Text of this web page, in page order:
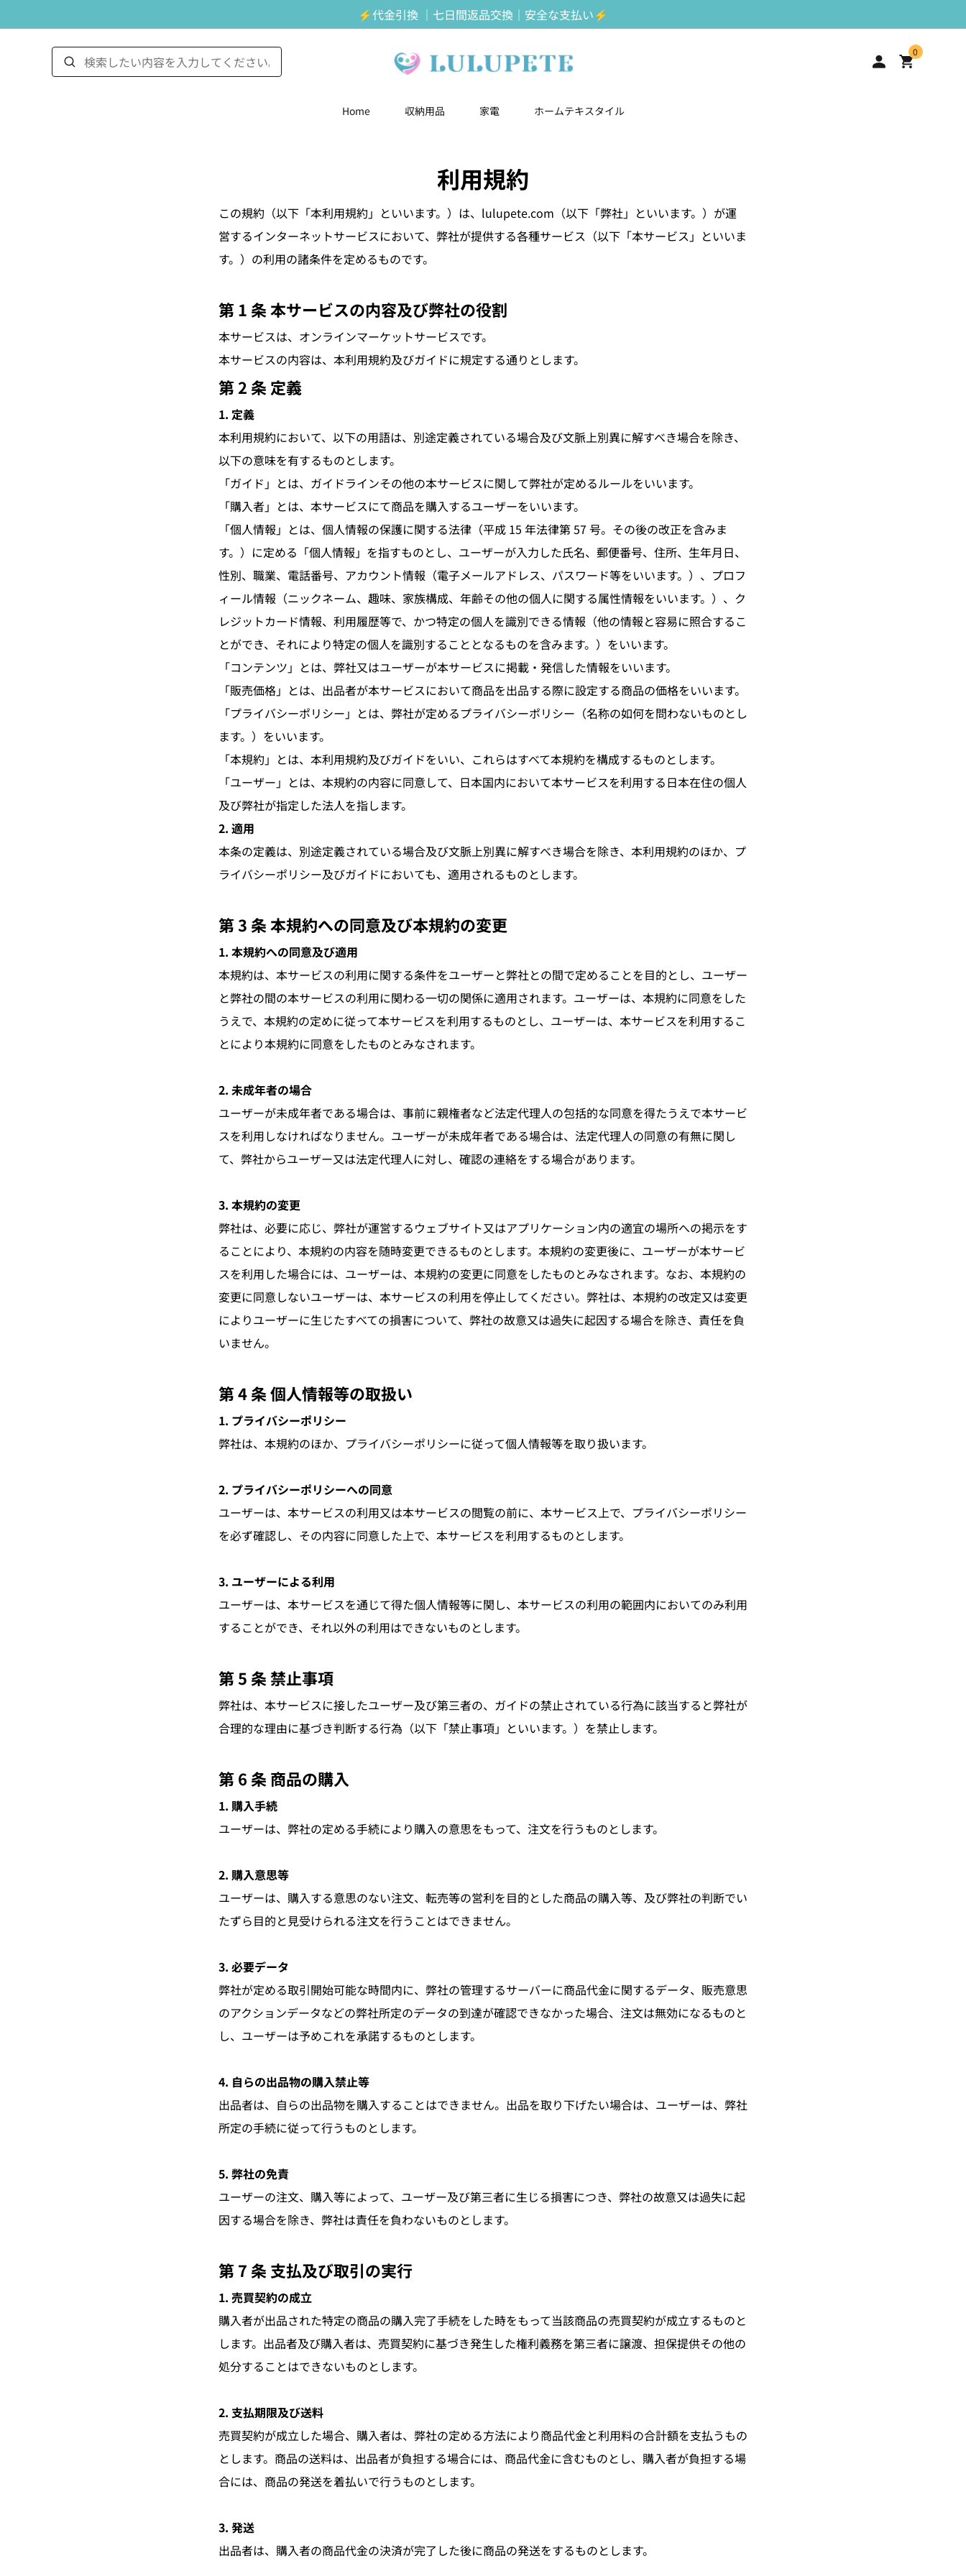
⚡️代金引換 ｜七日間返品交換｜安全な支払い⚡️
0
Home 収納用品 家電 ホームテキスタイル
利用規約
この規約（以下「本利用規約」といいます。）は、 lulupete.com （以下「弊社」といいます。）が運
営するインターネットサービスにおいて、弊社が提供する各種サービス（以下「本サービス」といいま
す。）の利用の諸条件を定めるものです。
第 1 条 本サービスの内容及び弊社の役割
本サービスは、オンラインマーケットサービスです。
本サービスの内容は、本利用規約及びガイドに規定する通りとします。
第 2 条 定義
1. 定義
本利用規約において、以下の用語は、別途定義されている場合及び文脈上別異に解すべき場合を除き、
以下の意味を有するものとします。
「ガイド」とは、ガイドラインその他の本サービスに関して弊社が定めるルールをいいます。
「購入者」とは、本サービスにて商品を購入するユーザーをいいます。
「個人情報」とは、個人情報の保護に関する法律（平成 15 年法律第 57 号。その後の改正を含みま
す。）に定める「個人情報」を指すものとし、ユーザーが入力した氏名、郵便番号、住所、生年月日、
性別、職業、電話番号、アカウント情報（電子メールアドレス、パスワード等をいいます。）、プロフ
ィール情報（ニックネーム、趣味、家族構成、年齢その他の個人に関する属性情報をいいます。）、ク
レジットカード情報、利用履歴等で、かつ特定の個人を識別できる情報（他の情報と容易に照合するこ
とができ、それにより特定の個人を識別することとなるものを含みます。）をいいます。
「コンテンツ」とは、弊社又はユーザーが本サービスに掲載・発信した情報をいいます。
「販売価格」とは、出品者が本サービスにおいて商品を出品する際に設定する商品の価格をいいます。
「プライバシーポリシー」とは、弊社が定めるプライバシーポリシー（名称の如何を問わないものとし
ます。）をいいます。
「本規約」とは、本利用規約及びガイドをいい、これらはすべて本規約を構成するものとします。
「ユーザー」とは、本規約の内容に同意して、日本国内において本サービスを利用する日本在住の個人
及び弊社が指定した法人を指します。
2. 適用
本条の定義は、別途定義されている場合及び文脈上別異に解すべき場合を除き、本利用規約のほか、プ
ライバシーポリシー及びガイドにおいても、適用されるものとします。
第 3 条 本規約への同意及び本規約の変更
1. 本規約への同意及び適用
本規約は、本サービスの利用に関する条件をユーザーと弊社との間で定めることを目的とし、ユーザー
と弊社の間の本サービスの利用に関わる一切の関係に適用されます。ユーザーは、本規約に同意をした
うえで、本規約の定めに従って本サービスを利用するものとし、ユーザーは、本サービスを利用するこ
とにより本規約に同意をしたものとみなされます。
2. 未成年者の場合
ユーザーが未成年者である場合は、事前に親権者など法定代理人の包括的な同意を得たうえで本サービ
スを利用しなければなりません。ユーザーが未成年者である場合は、法定代理人の同意の有無に関し
て、弊社からユーザー又は法定代理人に対し、確認の連絡をする場合があります。
3. 本規約の変更
弊社は、必要に応じ、弊社が運営するウェブサイト又はアプリケーション内の適宜の場所への掲示をす
ることにより、本規約の内容を随時変更できるものとします。本規約の変更後に、ユーザーが本サービ
スを利用した場合には、ユーザーは、本規約の変更に同意をしたものとみなされます。なお、本規約の
変更に同意しないユーザーは、本サービスの利用を停止してください。弊社は、本規約の改定又は変更
によりユーザーに生じたすべての損害について、弊社の故意又は過失に起因する場合を除き、責任を負
いません。
第 4 条 個人情報等の取扱い
1. プライバシーポリシー
弊社は、本規約のほか、プライバシーポリシーに従って個人情報等を取り扱います。
2. プライバシーポリシーへの同意
ユーザーは、本サービスの利用又は本サービスの閲覧の前に、本サービス上で、プライバシーポリシー
を必ず確認し、その内容に同意した上で、本サービスを利用するものとします。
3. ユーザーによる利用
ユーザーは、本サービスを通じて得た個人情報等に関し、本サービスの利用の範囲内においてのみ利用
することができ、それ以外の利用はできないものとします。
第 5 条 禁止事項
弊社は、本サービスに接したユーザー及び第三者の、ガイドの禁止されている行為に該当すると弊社が
合理的な理由に基づき判断する行為（以下「禁止事項」といいます。）を禁止します。
第 6 条 商品の購入
1. 購入手続
ユーザーは、弊社の定める手続により購入の意思をもって、注文を行うものとします。
2. 購入意思等
ユーザーは、購入する意思のない注文、転売等の営利を目的とした商品の購入等、及び弊社の判断でい
たずら目的と見受けられる注文を行うことはできません。
3. 必要データ
弊社が定める取引開始可能な時間内に、弊社の管理するサーバーに商品代金に関するデータ、販売意思
のアクションデータなどの弊社所定のデータの到達が確認できなかった場合、注文は無効になるものと
し、ユーザーは予めこれを承諾するものとします。
4. 自らの出品物の購入禁止等
出品者は、自らの出品物を購入することはできません。出品を取り下げたい場合は、ユーザーは、弊社
所定の手続に従って行うものとします。
5. 弊社の免責
ユーザーの注文、購入等によって、ユーザー及び第三者に生じる損害につき、弊社の故意又は過失に起
因する場合を除き、弊社は責任を負わないものとします。
第 7 条 支払及び取引の実行
1. 売買契約の成立
購入者が出品された特定の商品の購入完了手続をした時をもって当該商品の売買契約が成立するものと
します。出品者及び購入者は、売買契約に基づき発生した権利義務を第三者に譲渡、担保提供その他の
処分することはできないものとします。
2. 支払期限及び送料
売買契約が成立した場合、購入者は、弊社の定める方法により商品代金と利用料の合計額を支払うもの
とします。商品の送料は、出品者が負担する場合には、商品代金に含むものとし、購入者が負担する場
合には、商品の発送を着払いで行うものとします。
3. 発送
出品者は、購入者の商品代金の決済が完了した後に商品の発送をするものとします。